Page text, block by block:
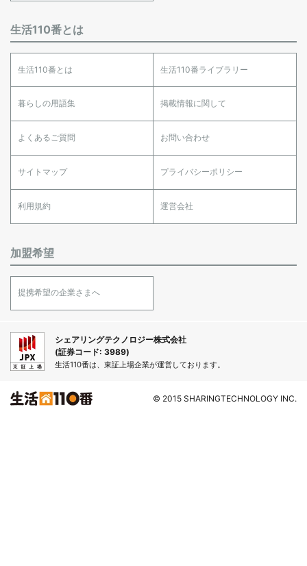
生活110番とは
生活110番とは 生活110番ライブラリー
暮らしの用語集 掲載情報に関して
よくあるご質問 お問い合わせ
サイトマップ プライバシーポリシー
利用規約 運営会社
加盟希望
提携希望の企業さまへ
シェアリングテクノロジー株式会社
(証券コード: 3989)
生活110番は、東証上場企業が運営しております。
© 2015 SHARINGTECHNOLOGY INC.